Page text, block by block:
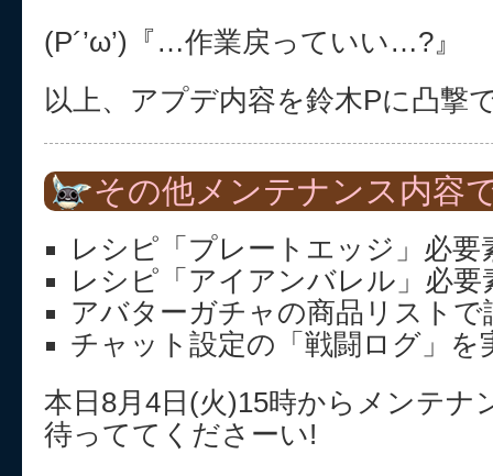
(P´’ω’)『…作業戻っていい…?』
以上、アプデ内容を鈴木Pに凸撃
その他メンテナンス内容
レシピ「プレートエッジ」必要
レシピ「アイアンバレル」必要
アバターガチャの商品リストで
チャット設定の「戦闘ログ」を
本日8月4日(火)15時からメンテナ
待っててくださーい!